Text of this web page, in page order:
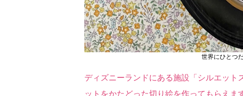
世界にひとつ
ディズニーランドにある施設「シルエッ
ットをかたどった切り絵を作ってもらえま